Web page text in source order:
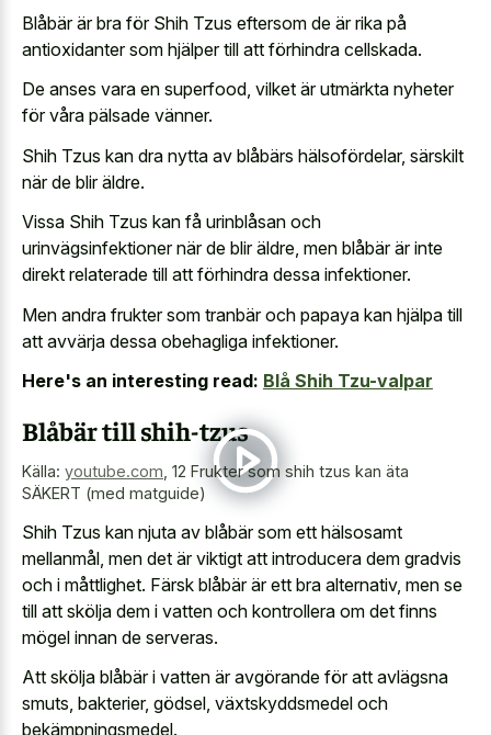
Blåbär är bra för Shih Tzus eftersom de är rika på
antioxidanter som hjälper till att förhindra cellskada.
De anses vara en superfood, vilket är utmärkta nyheter
för våra pälsade vänner.
Shih Tzus kan dra nytta av blåbärs hälsofördelar, särskilt
när de blir äldre.
Vissa Shih Tzus kan få urinblåsan och
urinvägsinfektioner när de blir äldre, men blåbär är inte
direkt relaterade till att förhindra dessa infektioner.
Men andra frukter som tranbär och papaya kan hjälpa till
att avvärja dessa obehagliga infektioner.
Here's an interesting read: Blå Shih Tzu-valpar
Blåbär till shih-tzus
Källa: youtube.com 12 Frukter som shih tzus kan äta
SÄKERT (med matguide)
Shih Tzus kan njuta av blåbär som ett hälsosamt
mellanmål, men det är viktigt att introducera dem gradvis
och i måttlighet. Färsk blåbär är ett bra alternativ, men se
till att skölja dem i vatten och kontrollera om det finns
mögel innan de serveras.
Att skölja blåbär i vatten är avgörande för att avlägsna
smuts, bakterier, gödsel, växtskyddsmedel och
bekämpningsmedel.